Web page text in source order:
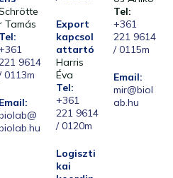
Tamás
Tel:
9614
0113m
Email:
Export
kapcsol
attartó
Harris
Éva
Tel:
+361
221 9614
/ 0120m
Logiszti
kai
Tel:
+361
221 9614
/ 0115m
Email:
mir@biol
ab.hu